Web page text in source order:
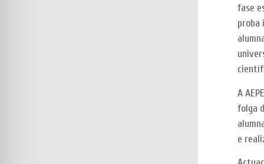
fase
proba
A
folga
e